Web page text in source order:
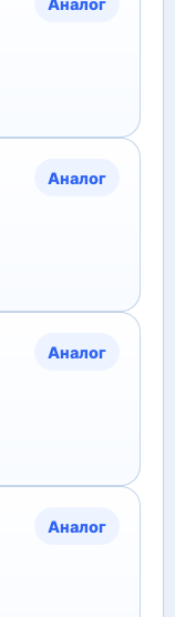
Аналог
Аналог
Аналог